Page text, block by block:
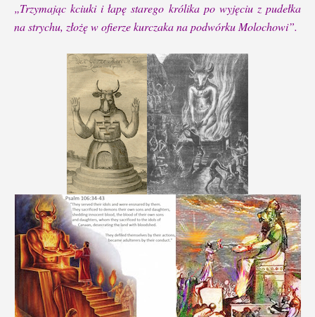
„Trzymając kciuki i łapę starego królika po wyjęciu z pudełka
na strychu, złożę w ofierze kurczaka na podwórku Molochowi”.